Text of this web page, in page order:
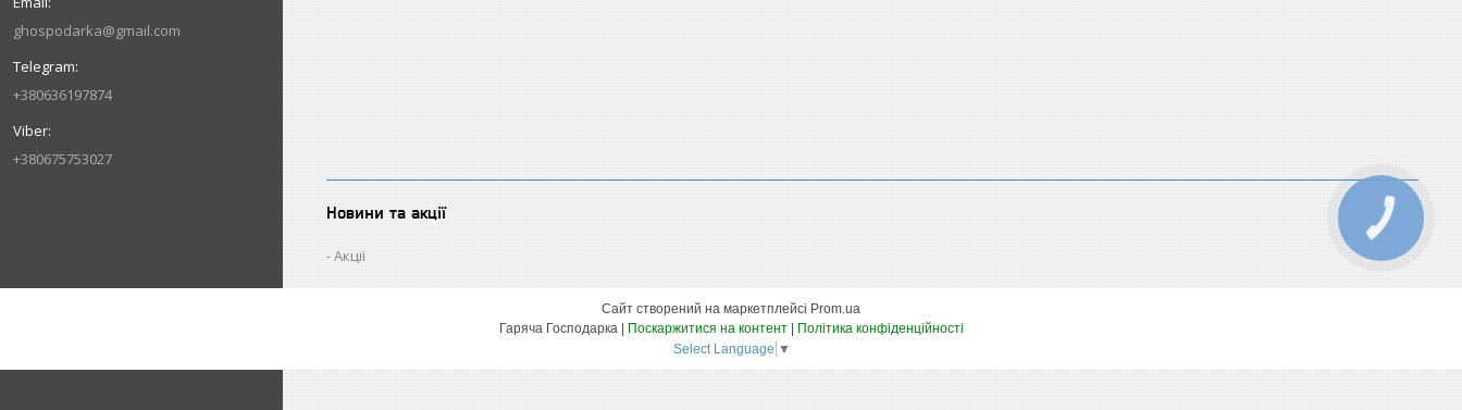
ghospodarka@gmail.com
+380636197874
+380675753027
Новини та акції
Акції
Сайт створений на маркетплейсі Prom.ua
Поскаржитися на контент
Політика конфіденційності
Select Language ▼